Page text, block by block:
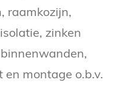
raamkozijn,
zinken
montage o.b.v.